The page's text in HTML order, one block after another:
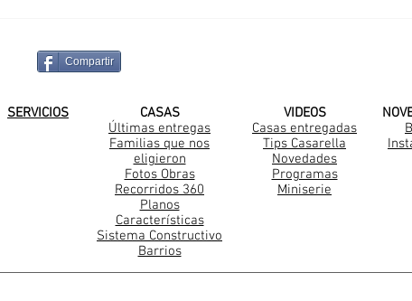
Compartir
Construccion Steel Frame
SERVICIOS
CASAS
Últimas entregas
Familias que nos
eligieron
Fotos Obras
Recorridos 360
Planos
Características
Sistema Constructivo
Barrios
VIDEOS
Casas entregadas
Tips Casarella
Novedades
Programas
Miniserie